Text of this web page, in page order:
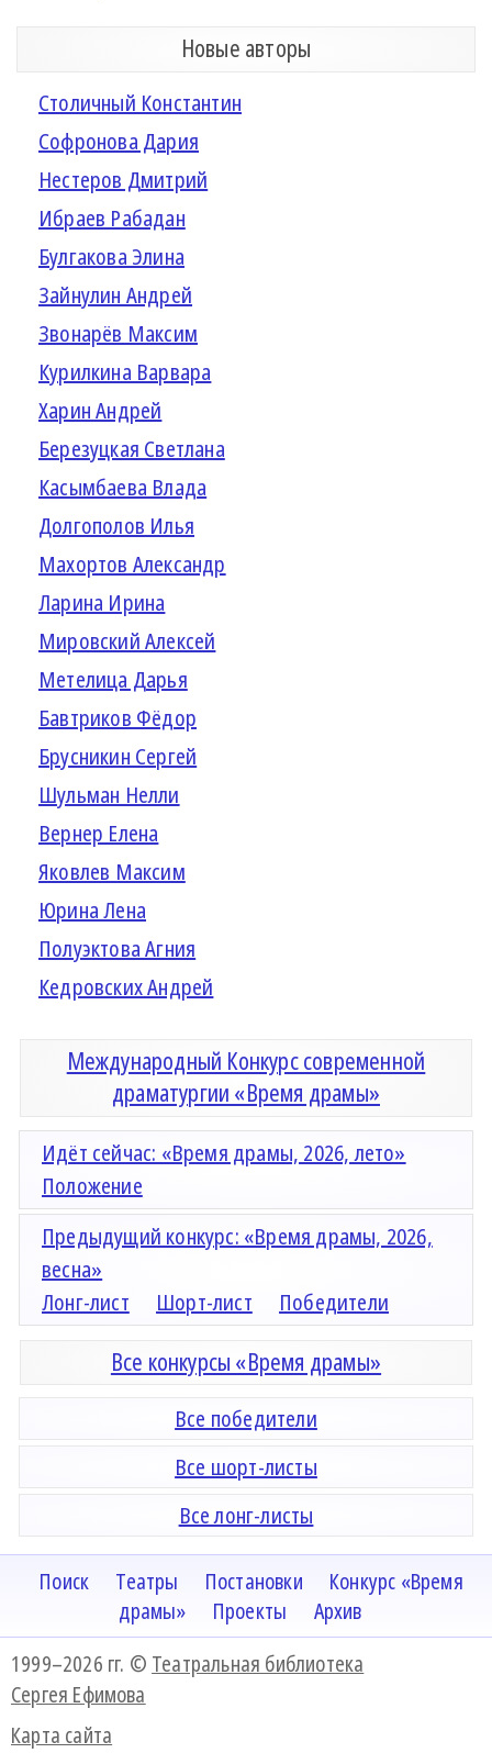
Новые авторы
Столичный Константин
Софронова Дария
Нестеров Дмитрий
Ибраев Рабадан
Булгакова Элина
Зайнулин Андрей
Звонарёв Максим
Курилкина Варвара
Харин Андрей
Березуцкая Светлана
Касымбаева Влада
Долгополов Илья
Махортов Александр
Ларина Ирина
Мировский Алексей
Метелица Дарья
Бавтриков Фёдор
Брусникин Сергей
Шульман Нелли
Вернер Елена
Яковлев Максим
Юрина Лена
Полуэктова Агния
Кедровских Андрей
Международный Конкурс современной
драматургии «Время драмы»
Идёт сейчас: «Время драмы, 2026, лето»
Положение
Предыдущий конкурс: «Время драмы, 2026,
весна»
Лонг-лист
Шорт-лист Победители
Все конкурсы «Время драмы»
Все победители
Все шорт-листы
Все лонг-листы
Поиск Театры Постановки
Конкурс «Время
драмы»
Проекты
Архив
1999–2026 гг. © Театральная библиотека
Сергея Ефимова
Карта сайта